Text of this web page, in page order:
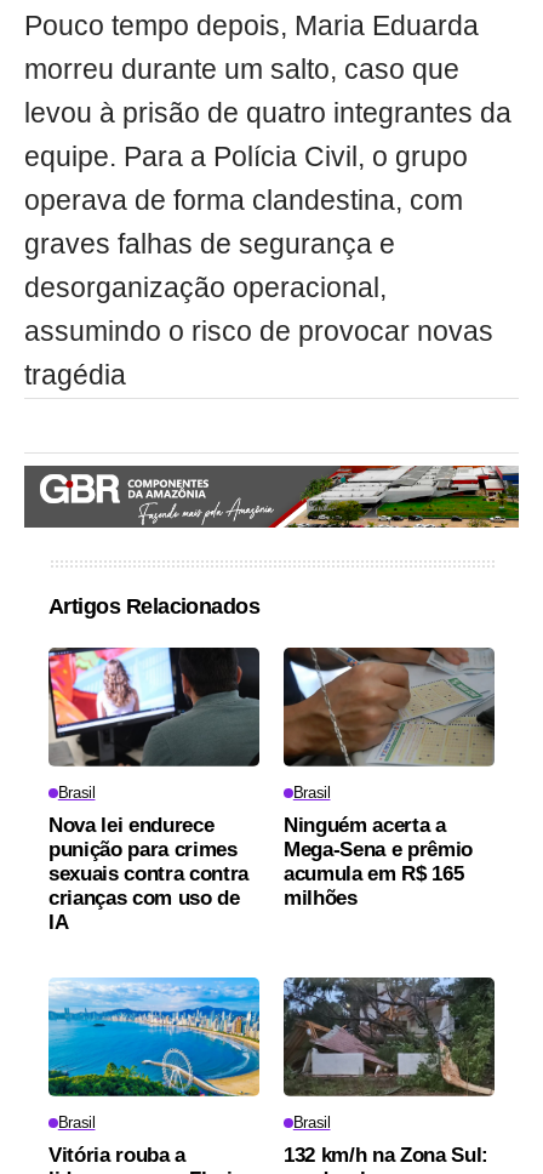
Pouco tempo depois, Maria Eduarda
morreu durante um salto, caso que
levou à prisão de quatro integrantes da
equipe. Para a Polícia Civil, o grupo
operava de forma clandestina, com
graves falhas de segurança e
desorganização operacional,
assumindo o risco de provocar novas
tragédia
Artigos Relacionados
Brasil
Nova lei endurece
punição para crimes
sexuais contra contra
crianças com uso de
IA
Brasil
Ninguém acerta a
Mega-Sena e prêmio
acumula em R$ 165
milhões
Brasil
Vitória rouba a
Brasil
132 km/h na Zona Sul: